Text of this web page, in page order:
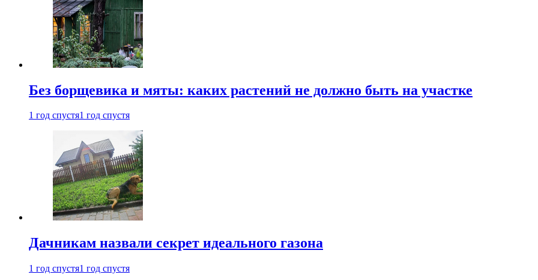
Без борщевика и мяты: каких растений не должно быть на участке
1 год спустя1 год спустя
Дачникам назвали секрет идеального газона
1 год спустя1 год спустя